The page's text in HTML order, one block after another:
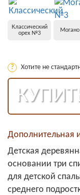
Классический
орех №3
? Хотите не
Дополнительная
Детская
основании три
для детской
среднего